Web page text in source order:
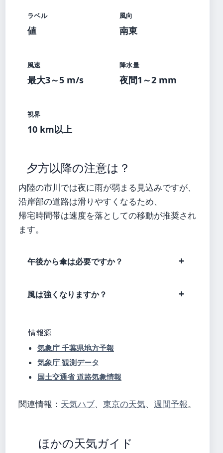
ラベル
値
風向
南東
風速
最大3～5 m/s
降水量
夜間1～2 mm
視界
10 km以上
夕方以降の注意は？
内陸の市川では夜に雨が弱まる見込みですが、
沿岸部の道路は滑りやすくなるため、
帰宅時間帯は速度を落としての移動が推奨され
ます。
午後から傘は必要ですか？
風は強くなりますか？
情報源
気象庁 千葉県地方予報
気象庁 観測データ
国土交通省 道路気象情報
関連情報： 天気ハブ、 東京の天気、 週間予報。
ほかの天気ガイド